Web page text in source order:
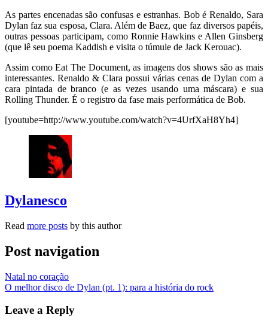
As partes encenadas são confusas e estranhas. Bob é Renaldo, Sara
Dylan faz sua esposa, Clara. Além de Baez, que faz diversos papéis,
outras pessoas participam, como Ronnie Hawkins e Allen Ginsberg
(que lê seu poema Kaddish e visita o túmule de Jack Kerouac).
Assim como Eat The Document, as imagens dos shows são as mais
interessantes. Renaldo & Clara possui várias cenas de Dylan com a
cara pintada de branco (e as vezes usando uma máscara) e sua
Rolling Thunder. É o registro da fase mais performática de Bob.
[youtube=http://www.youtube.com/watch?v=4UrfXaH8Yh4]
Dylanesco
Read more posts by this author
Post navigation
Natal no coração
O melhor disco de Dylan (pt. 1): para a história do rock
Leave a Reply